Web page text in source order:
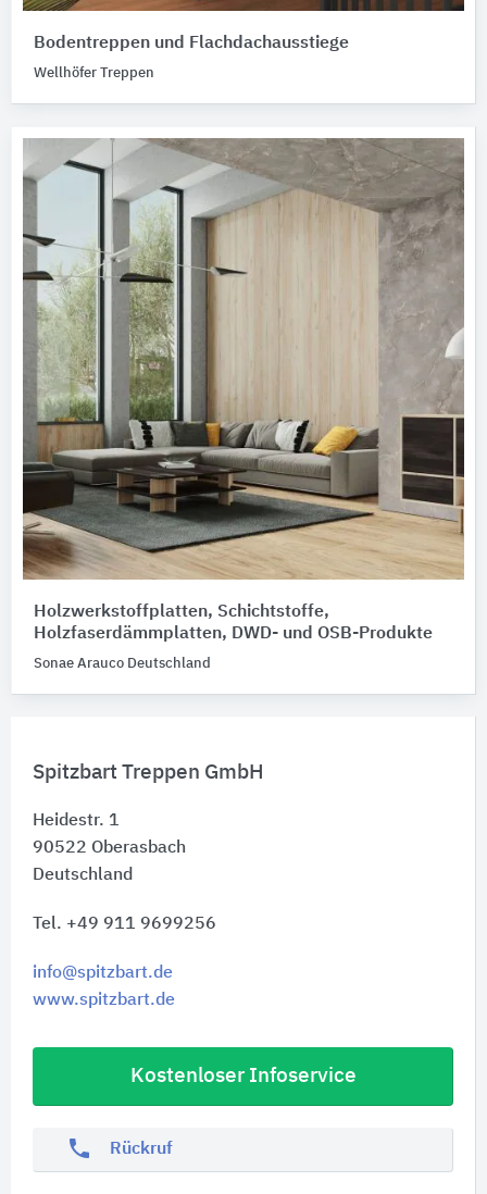
Spitzbart Treppen GmbH
Heidestr. 1
90522 Oberasbach
Deutschland
Tel. +49 911 9699256
info@spitzbart.de
www.spitzbart.de
Kostenloser Infoservice
phone Rückruf
Bodentreppen und Flachdachausstiege
Wellhöfer Treppen
Holzwerkstoffplatten, Schichtstoffe,
Holzfaserdämmplatten, DWD- und OSB-Produkte
Sonae Arauco Deutschland